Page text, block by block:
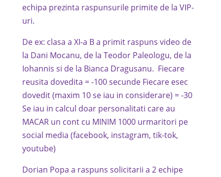
echipa prezinta raspunsurile primite de la VIP-
uri.
De ex: clasa a XI-a B a primit raspuns video de
la Dani Mocanu, de la Teodor Paleologu, de la
Iohannis si de la Bianca Dragusanu. Fiecare
reusita dovedita = -100 secunde Fiecare esec
dovedit (maxim 10 se iau in considerare) = -30
Se iau in calcul doar personalitati care au
MACAR un cont cu MINIM 1000 urmaritori pe
social media (facebook, instagram, tik-tok,
youtube)
Dorian Popa a raspuns solicitarii a 2 echipe